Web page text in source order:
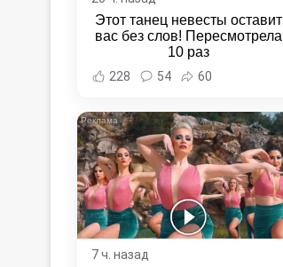
Этот танец невесты оставит
вас без слов! Пересмотрела
10 раз
228 54 60
7 ч. назад